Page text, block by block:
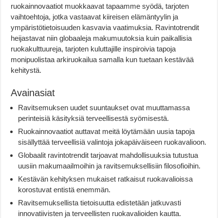
ruokainnovaatiot muokkaavat tapaamme syödä, tarjoten
vaihtoehtoja, jotka vastaavat kiireisen elämäntyylin ja
ympäristötietoisuuden kasvavia vaatimuksia. Ravintotrendit
heijastavat niin globaaleja makumuutoksia kuin paikallisia
ruokakulttuureja, tarjoten kuluttajille inspiroivia tapoja
monipuolistaa arkiruokailua samalla kun tuetaan kestävää
kehitystä.
Avainasiat
Ravitsemuksen uudet suuntaukset ovat muuttamassa
perinteisiä käsityksiä terveellisestä syömisestä.
Ruokainnovaatiot auttavat meitä löytämään uusia tapoja
sisällyttää terveellisiä valintoja jokapäiväiseen ruokavalioon.
Globaalit ravintotrendit tarjoavat mahdollisuuksia tutustua
uusiin makumaailmoihin ja ravitsemuksellisiin filosofioihin.
Kestävän kehityksen mukaiset ratkaisut ruokavalioissa
korostuvat entistä enemmän.
Ravitsemuksellista tietoisuutta edistetään jatkuvasti
innovatiivisten ja terveellisten ruokavalioiden kautta.